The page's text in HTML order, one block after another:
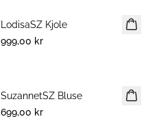
NYHET
LodisaSZ Kjole
999,00 kr
NYHET
SuzannetSZ Bluse
699,00 kr